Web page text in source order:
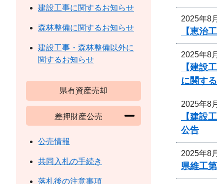
2025年8
【恵治
2025年8
【建設
に関す
2025年8
【建設
公告
2025年8
県維工
建設工事に関するお知らせ
森林整備に関するお知らせ
建設工事・森林整備以外に
関するお知らせ
県有資産売却
差押財産公売
公売情報
共同入札の手続き
落札後の注意事項